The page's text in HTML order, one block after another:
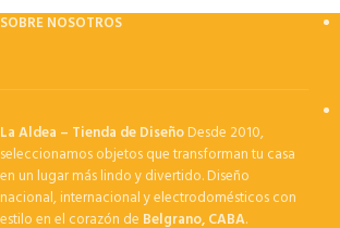
SOBRE NOSOTROS
La Aldea – Tienda de DiseñoDesde 2010,
seleccionamos objetos que transforman tu casa
en un lugar más lindo y divertido. Diseño
nacional, internacional y electrodomésticos con
estilo en el corazón de Belgrano, CABA.